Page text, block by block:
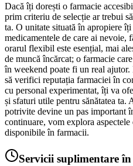
Dacă îți dorești o farmacie
prim criteriu de selecție ar trebui
ta. O unitate situată în apropiere
medicamentele de care ai nevoie,
orarul flexibil este esențial, mai
de muncă încărcat; o farmacie
în weekend poate fi un real
să verifici reputația farmaciei în
cu personal experimentat, îți va
și sfaturi utile pentru sănătatea ta.
potrivite devine un pas important
continuare, vom explora
disponibile în farmacii.
Servicii suplimentare